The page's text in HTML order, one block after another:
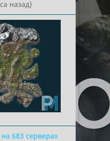
назад)
на 683 серверах